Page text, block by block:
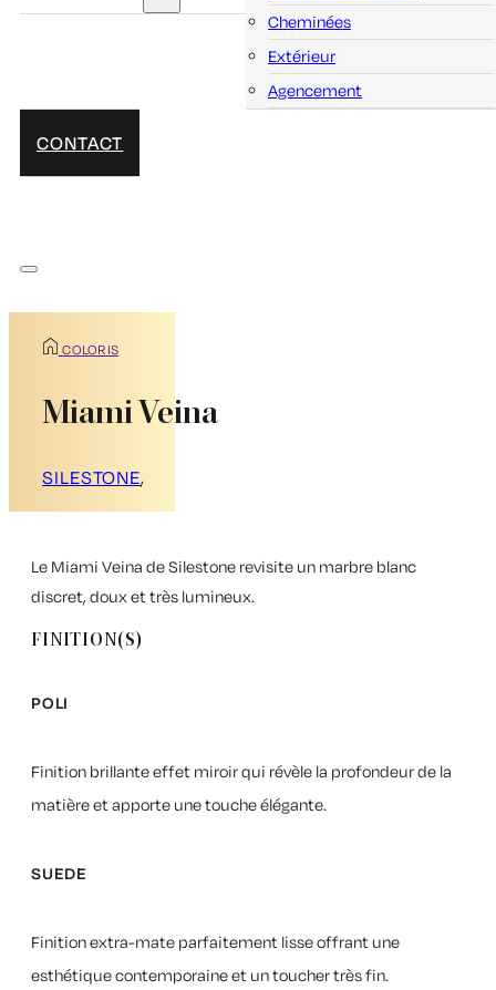
Cheminées
Extérieur
Agencement
CONTACT
COLORIS
Miami Veina
SILESTONE
Le Miami Veina de Silestone revisite un marbre blanc
discret, doux et très lumineux.
FINITION(S)
POLI
Finition brillante effet miroir qui révèle la profondeur de la
matière et apporte une touche élégante.
SUEDE
Finition extra-mate parfaitement lisse offrant une
esthétique contemporaine et un toucher très fin.